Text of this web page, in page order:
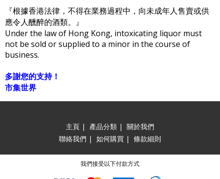
『根據香港法律，不得在業務過程中，向未成年人售賣或供
應令人醺醉的酒類。』
Under the law of Hong Kong, intoxicating liquor must
not be sold or supplied to a minor in the course of
business.
多謝您的支持！
市集世界
主頁 | 產品分類 | 關於我們
聯絡我們 | 如何購買 | 條款細則
我們接受以下付款方式